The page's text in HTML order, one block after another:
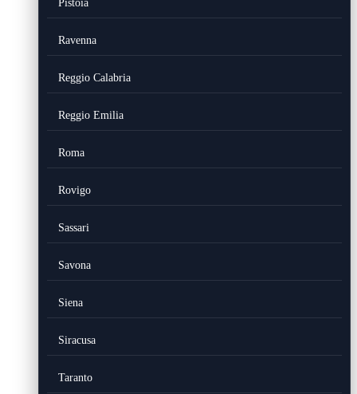
Pistoia
Ravenna
Reggio Calabria
Reggio Emilia
Roma
Rovigo
Sassari
Savona
Siena
Siracusa
Taranto